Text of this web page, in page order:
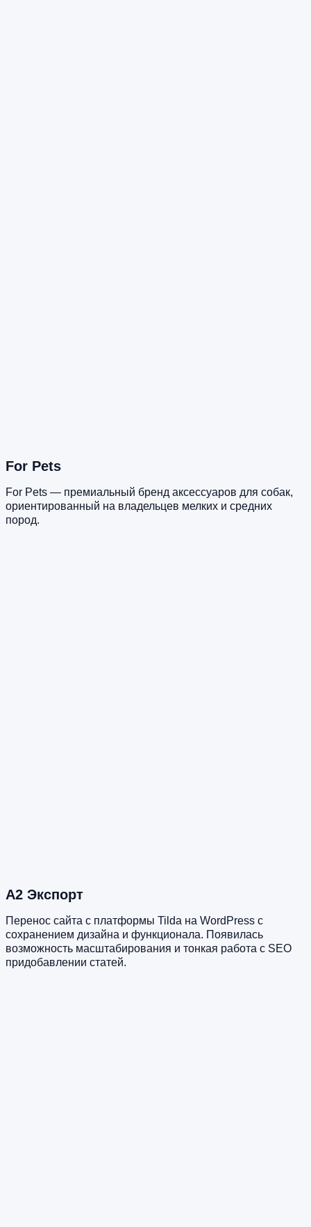
For Pets
For Pets — премиальный бренд аксессуаров для собак,
ориентированный на владельцев мелких и средних
пород.
А2 Экспорт
Перенос сайта с платформы Tilda на WordPress с
сохранением дизайна и функционала. Появилась
возможность масштабирования и тонкая работа с SEO
придобавлении статей.